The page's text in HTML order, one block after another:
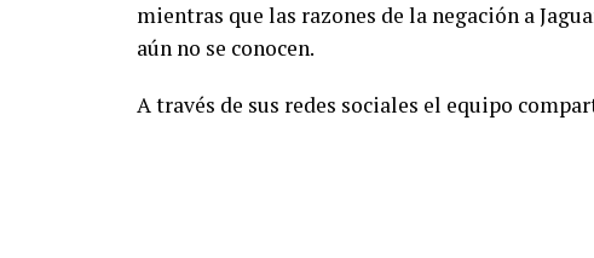
mientras que las razones de la negación a
aún no se conocen.
A través de sus redes sociales el equipo